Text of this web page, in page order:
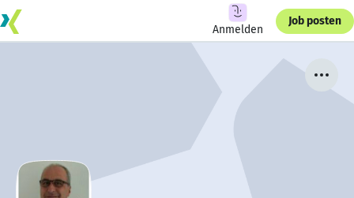
Anmelden
Job posten